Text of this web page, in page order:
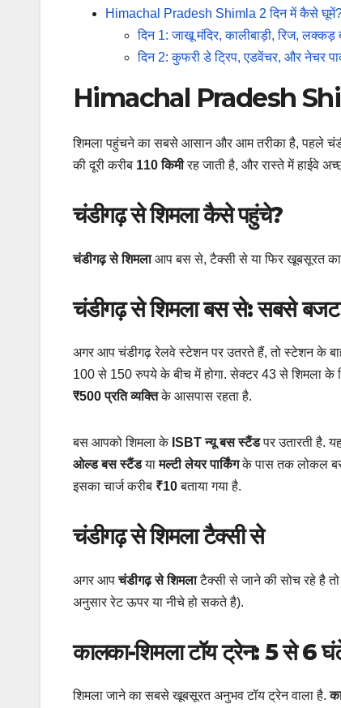
Himachal Pradesh Shimla 2 दिन में कैसे
दिन 1: जाखू मंदिर, कालीबाड़ी, रिज,
दिन 2: कुफरी डे ट्रिप, एडवेंचर, और नेचर
Himachal Pradesh
शिमला पहुंचने का सबसे आसान और आम तरीका है, पहले
की दूरी करीब 110 किमीरह जाती है, और रास्ते में हाईवे
चंडीगढ़ से शिमला कैसे पहुंचे?
चंडीगढ़ से शिमलाआप बस से, टैक्सी से या फिर खूबसूरत
चंडीगढ़ से शिमला बस से: सबसे बजट
अगर आप चंडीगढ़ रेलवे स्टेशन पर उतरते हैं, तो स्टेशन के
100 से 150 रुपये के बीच में होगा. सेक्टर 43 से शिमला के
₹500 प्रति व्यक्तिके आसपास रहता है.
बस आपको शिमला के ISBT न्यू बस स्टैंडपर उतारती है.
ओल्ड बस स्टैंडयामल्टी लेयर पार्किंगके पास तक लोकल बस
इसका चार्ज करीब ₹10बताया गया है.
चंडीगढ़ से शिमला टैक्सी से
अगर आपचंडीगढ़ से शिमलाटैक्सी से जाने की सोच रहे है
अनुसार रेट ऊपर या नीचे हो सकते है).
कालका-शिमला टॉय ट्रेन: 5 से 6
शिमला जाने का सबसे खूबसूरत अनुभव टॉय ट्रेन वाला है.